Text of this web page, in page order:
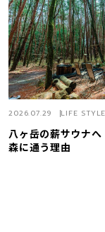
八ヶ岳の薪サウナ
森に通う理由
2026.07.29 LIFE